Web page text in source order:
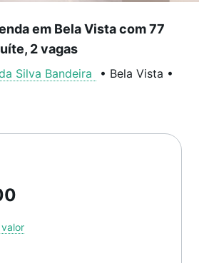
em Bela Vista com 77
2 vagas
Silva Bandeira • Bela Vista •